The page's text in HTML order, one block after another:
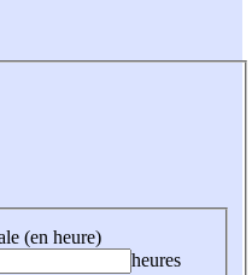
(en heure)
heures